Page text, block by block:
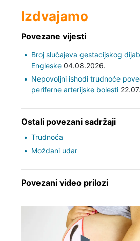
Izdvajamo
Povezane vijesti
Broj slučajeva gestacijskog
Engleske04.08.2026.
Nepovoljni ishodi trudnoće
periferne arterijske bolesti
Ostali povezani sadržaji
Trudnoća
Moždani udar
Povezani video prilozi